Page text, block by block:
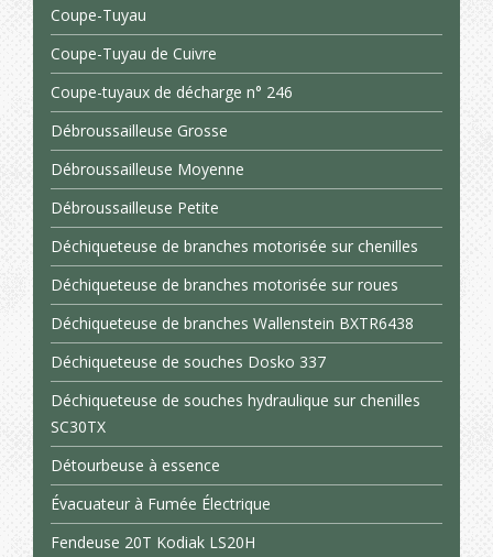
Coupe-Tuyau
Coupe-Tuyau de Cuivre
Coupe-tuyaux de décharge n° 246
Débroussailleuse Grosse
Débroussailleuse Moyenne
Débroussailleuse Petite
Déchiqueteuse de branches motorisée sur chenilles
Déchiqueteuse de branches motorisée sur roues
Déchiqueteuse de branches Wallenstein BXTR6438
Déchiqueteuse de souches Dosko 337
Déchiqueteuse de souches hydraulique sur chenilles
SC30TX
Détourbeuse à essence
Évacuateur à Fumée Électrique
Fendeuse 20T Kodiak LS20H